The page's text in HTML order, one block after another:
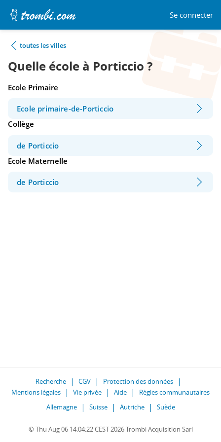
Se connecter
toutes les villes
Quelle école à Porticcio ?
Ecole Primaire
Ecole primaire-de-Porticcio
Collège
de Porticcio
Ecole Maternelle
de Porticcio
Recherche CGV
Protection des données
Mentions légales
Vie privée Aide
Règles communautaires
Allemagne
Suisse Autriche Suède
© Thu Aug 06 14:04:22 CEST 2026 Trombi Acquisition Sarl